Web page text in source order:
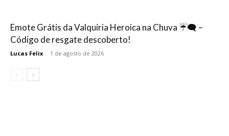
Emote Grátis da Valquíria Heroica na Chuva ☔🗨️ –
Código de resgate descoberto!
Lucas Felix - 1 de agosto de 2026